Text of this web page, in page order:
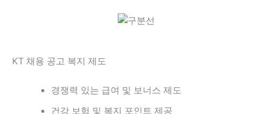
KT 채용 공고 복지 제도
경쟁력 있는 급여 및 보너스 제도
건강 보험 및 복지 포인트 제공